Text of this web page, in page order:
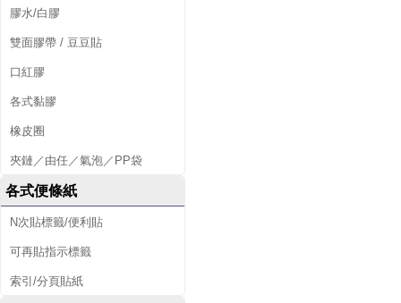
膠水/白膠
雙面膠帶 / 豆豆貼
口紅膠
各式黏膠
橡皮圈
夾鏈／由任／氣泡／PP袋
各式便條紙
N次貼標籤/便利貼
可再貼指示標籤
索引/分頁貼紙